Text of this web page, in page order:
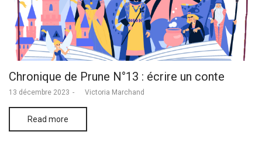
Chronique de Prune N°13 : écrire un conte
Posted
13 décembre 2023 byVictoria Marchand
Read more